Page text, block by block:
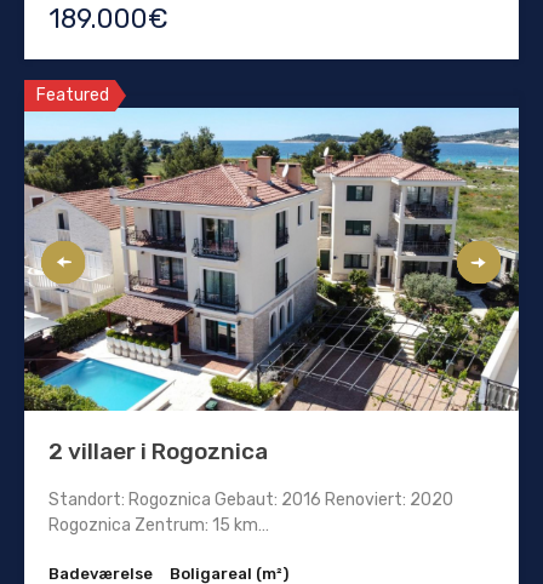
189.000€
Featured
2 villaer i Rogoznica
Standort: Rogoznica Gebaut: 2016 Renoviert: 2020
Rogoznica Zentrum: 15 km…
Badeværelse
Boligareal (m²)